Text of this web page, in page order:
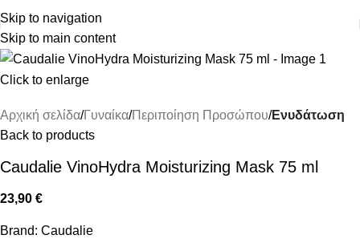
Skip to navigation
Skip to main content
ΔΩΡΕΑΝ ΜΕΤΑΦΟΡΙΚΑ ΑΝΩ ΤΩΝ 45€
Click to enlarge
Αρχική σελίδα Γυναίκα Περιποίηση Προσώπου Ενυδάτωση
Back to products
Caudalie VinoHydra Moisturizing Mask 75 ml
23,90 €
Brand: Caudalie